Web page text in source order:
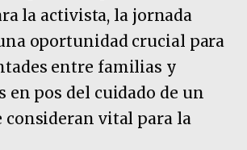
la activista, la jornada
oportunidad crucial para
entre familias y
en pos del cuidado de un
consideran vital para la